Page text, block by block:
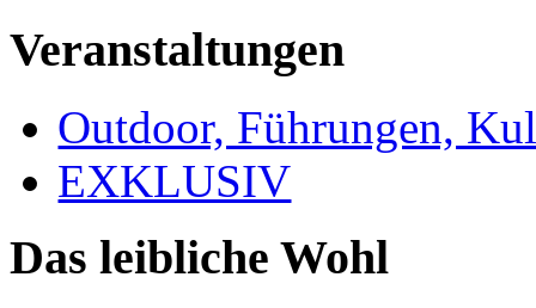
Veranstaltungen
Outdoor, Führungen,
EXKLUSIV
Das leibliche Wohl